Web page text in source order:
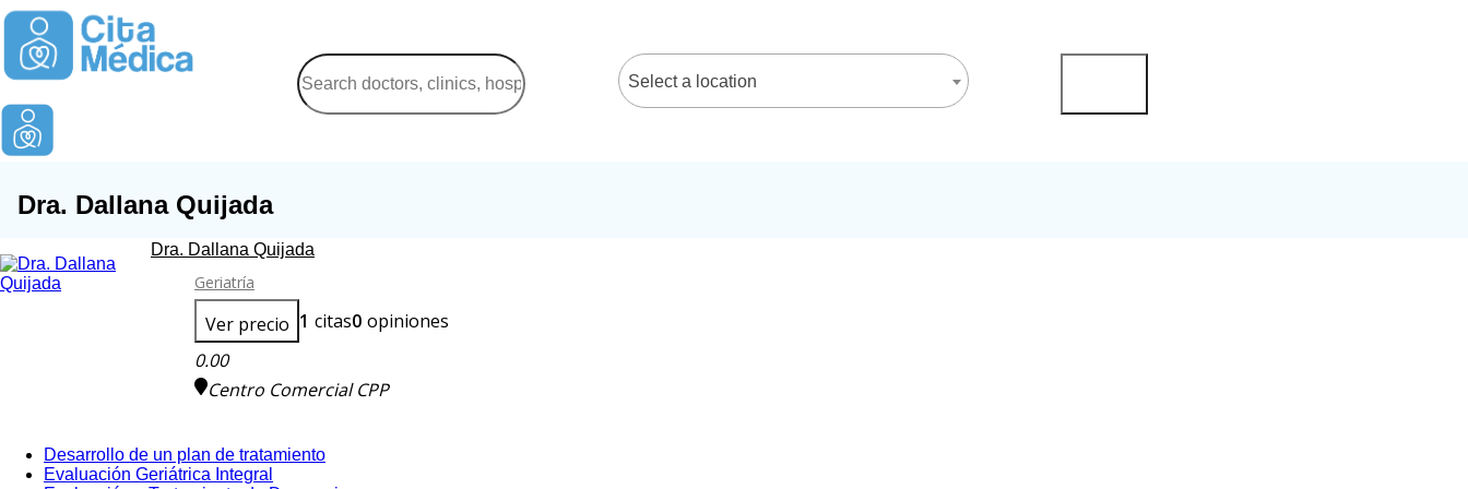
Select a location
Dra. Dallana Quijada
Dra. Dallana Quijada
Geriatría
Ver precio 1 citas0 opiniones
0.00
Centro Comercial CPP
Desarrollo de un plan de tratamiento
Evaluación Geriátrica Integral